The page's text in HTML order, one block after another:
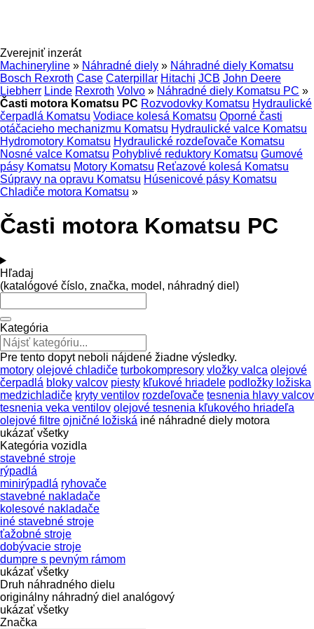
Zverejniť inzerát
Machineryline » Náhradné diely » Náhradné diely Komatsu
Bosch Rexroth Case Caterpillar Hitachi JCB John Deere
Liebherr Linde Rexroth Volvo » Náhradné diely Komatsu PC »
Časti motora Komatsu PC Rozvodovky Komatsu Hydraulické
čerpadlá Komatsu Vodiace kolesá Komatsu Oporné časti
otáčacieho mechanizmu Komatsu Hydraulické valce Komatsu
Hydromotory Komatsu Hydraulické rozdeľovače Komatsu
Nosné valce Komatsu Pohyblivé reduktory Komatsu Gumové
pásy Komatsu Motory Komatsu Reťazové kolesá Komatsu
Súpravy na opravu Komatsu Húsenicové pásy Komatsu
Chladiče motora Komatsu »
Časti motora Komatsu PC
Hľadaj
(katalógové číslo, značka, model, náhradný diel)
Kategória
Pre tento dopyt neboli nájdené žiadne výsledky.
motory olejové chladiče turbokompresory vložky valca olejové
čerpadlá bloky valcov piesty kľukové hriadele podložky ložiska
medzichladiče kryty ventilov rozdeľovače tesnenia hlavy valcov
tesnenia veka ventilov olejové tesnenia kľukového hriadeľa
olejové filtre ojničné ložiská iné náhradné diely motora
ukázať všetky
Kategória vozidla
stavebné stroje
rýpadlá
minirýpadlá ryhovače
stavebné nakladače
kolesové nakladače
iné stavebné stroje
ťažobné stroje
dobývacie stroje
dumpre s pevným rámom
ukázať všetky
Druh náhradného dielu
originálny náhradný diel analógový
ukázať všetky
Značka